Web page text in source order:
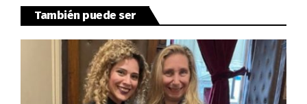
También puede ser